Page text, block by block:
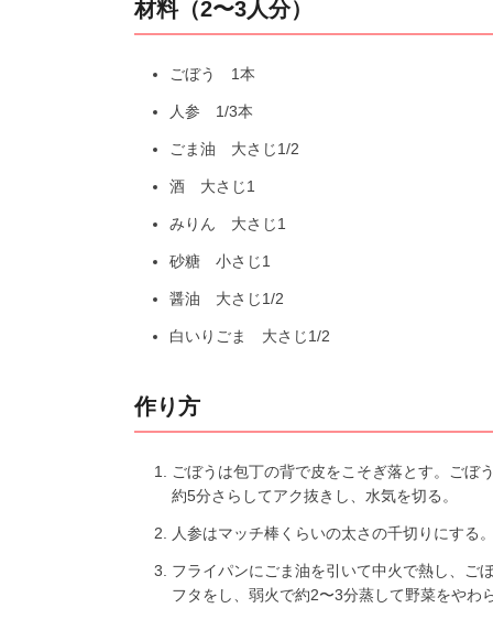
材料（2〜3人分）
ごぼう 1本
人参 1/3本
ごま油 大さじ1/2
酒 大さじ1
みりん 大さじ1
砂糖 小さじ1
醤油 大さじ1/2
白いりごま 大さじ1/2
作り方
ごぼうは包丁の背で皮をこそぎ落とす。ごぼ
約5分さらしてアク抜きし、水気を切る。
人参はマッチ棒くらいの太さの千切りにする
フライパンにごま油を引いて中火で熱し、ご
フタをし、弱火で約2〜3分蒸して野菜をやわ